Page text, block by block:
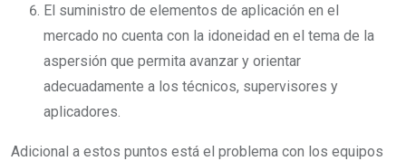
El suministro de elementos de aplicación en el
mercado no cuenta con la idoneidad en el tema de la
aspersión que permita avanzar y orientar
adecuadamente a los técnicos, supervisores y
aplicadores.
Adicional a estos puntos está el problema con los equipos